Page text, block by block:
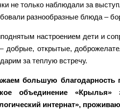
не только наблюдали за
разнообразные блюда –
настроением дети и
добрые, открытые,
за теплую встречу.
большую благодарность
объединение
интернат»,